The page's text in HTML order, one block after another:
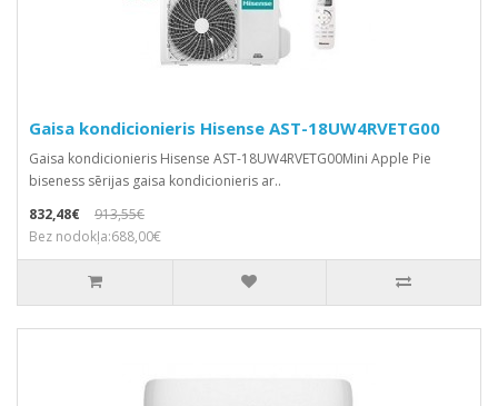
Gaisa kondicionieris Hisense AST-18UW4RVETG00
Gaisa kondicionieris Hisense AST-18UW4RVETG00Mini Apple Pie
biseness sērijas gaisa kondicionieris ar..
832,48€
913,55€
Bez nodokļa:688,00€